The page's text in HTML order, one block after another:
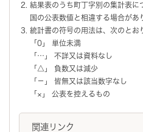
結果表のうち町丁字別の集計表に
国の公表数値と相違する場合があ
統計書の符号の用法は、次のとお
「0」 単位未満
「…」 不詳又は資料なし
「△」 負数又は減少
「－」 皆無又は該当数字なし
「×」 公表を控えるもの
関連リンク